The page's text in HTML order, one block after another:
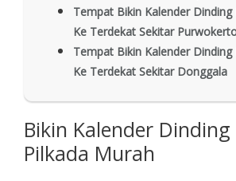
Tempat Bikin Kalender
Ke Terdekat Sekitar
Tempat Bikin Kalender
Ke Terdekat Sekitar Donggala
Bikin Kalender
Pilkada Murah